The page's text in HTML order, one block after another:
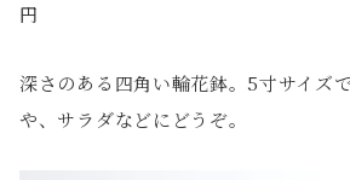
円
深さのある四角い輪花鉢。5寸サイズ
や、サラダなどにどうぞ。